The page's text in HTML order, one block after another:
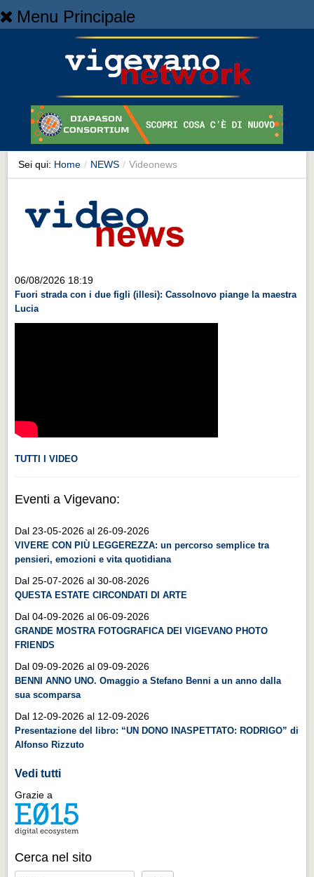
Menu Principale
NEWS
Cronaca
Cronaca
Artes et Artificia
Territorio
Territorio
CHI SIAMO
CITTÀ
Guida turistica rapida
Musica e teatro
Musica e teatro
Distretto industriale
Distretto industriale
Muoversi a Vigevano
Muoversi a Vigevano
Cultura e turismo 4.0
PROGETTI
Progetti Aperti
Progetti Aperti
Progetti Realizzati
Sei qui: Home / NEWS / Videonews
06/08/2026 18:19
Fuori strada con i due figli (illesi): Cassolnovo piange la maestra
Lucia
TUTTI I VIDEO
Eventi a Vigevano:
Dal 23-05-2026 al 26-09-2026
VIVERE CON PIÙ LEGGEREZZA: un percorso semplice tra
pensieri, emozioni e vita quotidiana
Dal 25-07-2026 al 30-08-2026
QUESTA ESTATE CIRCONDATI DI ARTE
Dal 04-09-2026 al 06-09-2026
GRANDE MOSTRA FOTOGRAFICA DEI VIGEVANO PHOTO
FRIENDS
Dal 09-09-2026 al 09-09-2026
BENNI ANNO UNO. Omaggio a Stefano Benni a un anno dalla
sua scomparsa
Dal 12-09-2026 al 12-09-2026
Presentazione del libro: “UN DONO INASPETTATO: RODRIGO” di
Alfonso Rizzuto
Vedi tutti
Grazie a
Cerca nel sito